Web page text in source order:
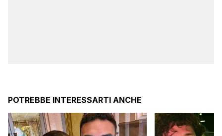
POTREBBE INTERESSARTI ANCHE